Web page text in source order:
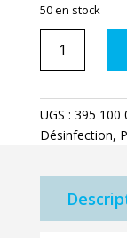
50 en stock
x
6
UGS : 395 100
Désinfection,